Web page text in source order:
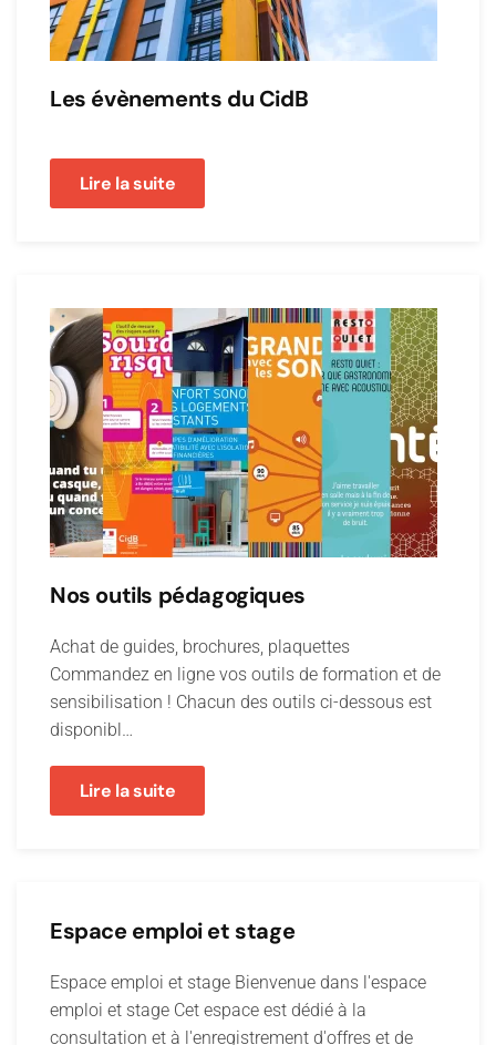
Les évènements du CidB
Lire la suite
Nos outils pédagogiques
Achat de guides, brochures, plaquettes
Commandez en ligne vos outils de formation et de
sensibilisation ! Chacun des outils ci-dessous est
disponibl…
Lire la suite
Espace emploi et stage
Espace emploi et stage Bienvenue dans l'espace
emploi et stage Cet espace est dédié à la
consultation et à l'enregistrement d'offres et de